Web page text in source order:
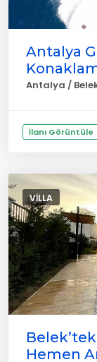
Antalya
Antalya /
İlanı Görüntüle
VILLA
Hemen